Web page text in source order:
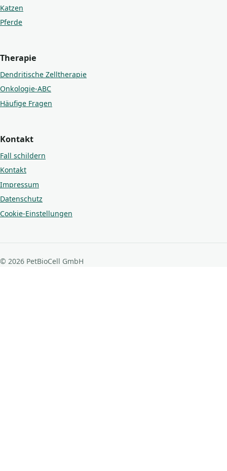
Katzen
Pferde
Therapie
Dendritische Zelltherapie
Onkologie-ABC
Häufige Fragen
Kontakt
Fall schildern
Kontakt
Impressum
Datenschutz
Cookie-Einstellungen
© 2026 PetBioCell GmbH